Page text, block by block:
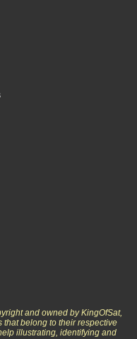
and owned by KingOfSat,
that belong to their respective
illustrating, identifying and